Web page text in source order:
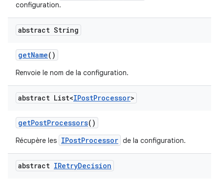
configuration.
abstract String
getName()
Renvoie le nom de la configuration.
abstract List<IPostProcessor>
getPostProcessors()
Récupère les IPostProcessor de la configuration.
abstract IRetryDecision